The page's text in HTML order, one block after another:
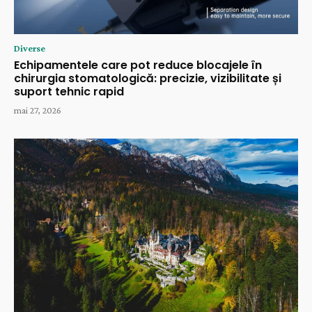
Diverse
Echipamentele care pot reduce blocajele în
chirurgia stomatologică: precizie, vizibilitate și
suport tehnic rapid
mai 27, 2026